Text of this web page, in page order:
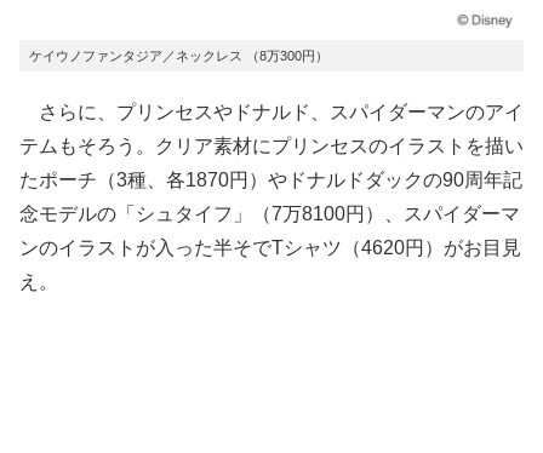
ケイウノファンタジア／ネックレス （8万300円）
さらに、プリンセスやドナルド、スパイダーマンのアイ
テムもそろう。クリア素材にプリンセスのイラストを描い
たポーチ（3種、各1870円）やドナルドダックの90周年記
念モデルの「シュタイフ」（7万8100円）、スパイダーマ
ンのイラストが入った半そでTシャツ（4620円）がお目見
え。